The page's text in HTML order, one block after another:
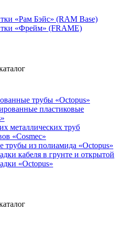
«Рам Бэйс» (RAM Base)
«Фрейм» (FRAME)
трубы «Octopus»
пластиковые
металлических труб
«Cosmec»
трубы из полиамида «Octopus»
кабеля в грунте и открытой
«Octopus»